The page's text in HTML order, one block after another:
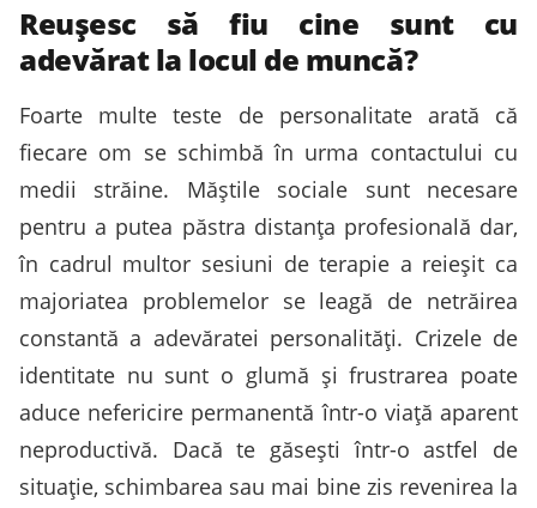
Reușesc să fiu cine sunt cu
adevărat la locul de muncă?
Foarte multe teste de personalitate arată că
fiecare om se schimbă în urma contactului cu
medii străine. Măștile sociale sunt necesare
pentru a putea păstra distanța profesională dar,
în cadrul multor sesiuni de terapie a reieșit ca
majoriatea problemelor se leagă de netrăirea
constantă a adevăratei personalități. Crizele de
identitate nu sunt o glumă și frustrarea poate
aduce nefericire permanentă într-o viață aparent
neproductivă. Dacă te găsești într-o astfel de
situație, schimbarea sau mai bine zis revenirea la